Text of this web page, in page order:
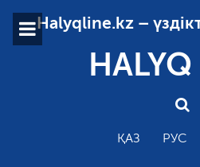
Halyqline.kz –
HALYQ
ҚАЗ РУС